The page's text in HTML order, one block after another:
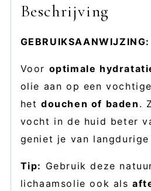
Beschrijving
GEBRUIKSAANWIJZING:
Voor optimale
olie aan op een
het douchen of baden .
vocht in de huid beter
geniet je van
Tip: Gebruik deze
lichaamsolie ook als